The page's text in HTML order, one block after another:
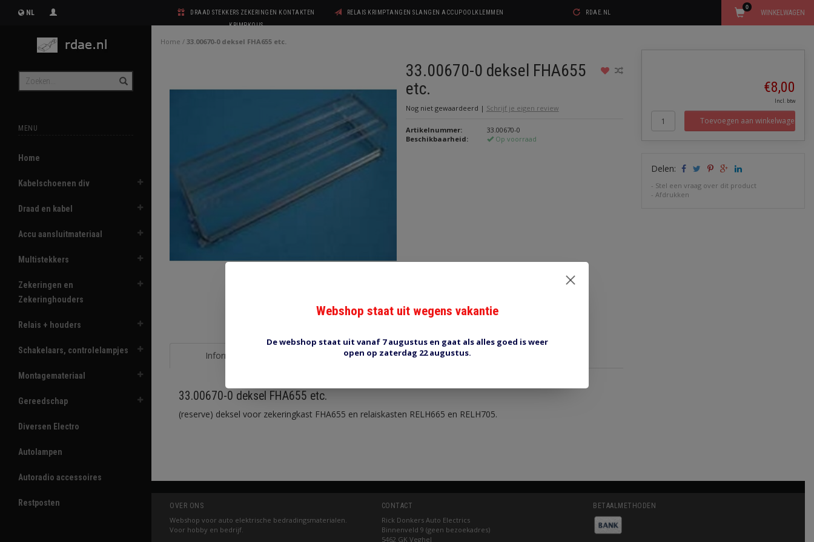
NL
DRAAD STEKKERS ZEKERINGEN KONTAKTEN
KRIMPKOUS
RELAIS KRIMPTANGEN SLANGEN ACCUPOOLKLEMMEN RDAE.NL WINKELWAGEN
0
MENU
Home
Kabelschoenen div
Draad en kabel
Accu aansluitmateriaal
Multistekkers
Zekeringen en
Zekeringhouders
Relais + houders
Schakelaars, controlelampjes
Montagemateriaal
Gereedschap
Diversen Electro
Autolampen
Autoradio accessoires
Restposten
Home / 33.00670-0 deksel FHA655 etc.
33.00670-0 deksel FHA655
etc.
Nog niet gewaardeerd | Schrijf je eigen review
Artikelnummer:
33.00670-0
Beschikbaarheid:
Op voorraad
Informatie Reviews (0) Tags (0)
33.00670-0 deksel FHA655 etc.
(reserve) deksel voor zekeringkast FHA655 en relaiskasten RELH665 en RELH705.
€8,00
Incl. btw
Toevoegen aan winkelwagen
Delen:
- Stel een vraag over dit product
-Afdrukken
OVER ONS
Webshop voor auto elektrische bedradingsmaterialen.
Voor hobby en bedrijf.
CONTACT
Rick Donkers Auto Electrics
Binnenveld 9 (geen bezoekadres)
5462 GK Veghel
BETAALMETHODEN
Webshop staat uit wegens vakantie
De webshop staat uit vanaf 7 augustus en gaat als alles goed is weer
open op zaterdag 22 augustus.